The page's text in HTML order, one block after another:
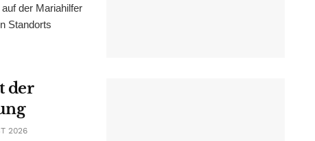
der Mariahilfer
Standorts
der
2026